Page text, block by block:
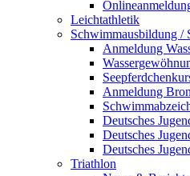
Leichtathletik
Schwimmausbildung /
Anmeldung
Anmeldung
Deutsches
Deutsches
Deutsches
Triathlon